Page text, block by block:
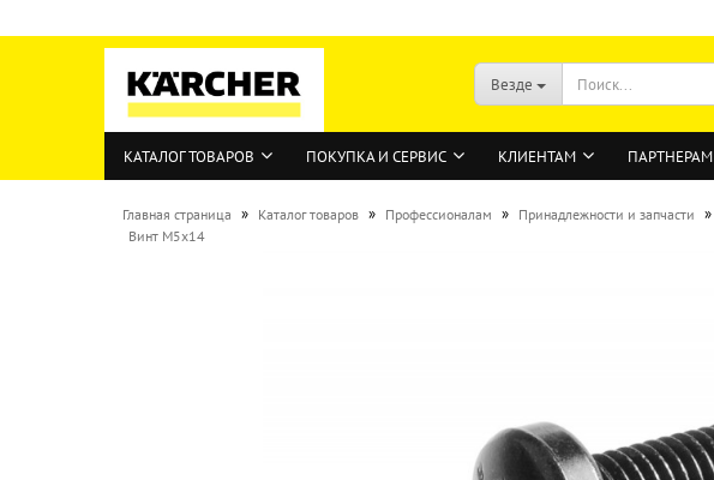
Везде
КАТАЛОГ ТОВАРОВ ПОКУПКА И СЕРВИС КЛИЕНТАМ ПАРТНЕРАМ
Главная страница » Каталог товаров » Профессионалам » Принадлежности и запчасти »
Винт M5x14